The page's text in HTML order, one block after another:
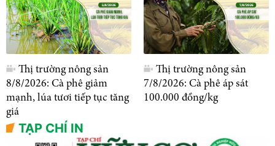
Thị trường nông sản
8/8/2026: Cà phê giảm
mạnh, lúa tươi tiếp tục tăng
giá
Thị trường nông sản
7/8/2026: Cà phê áp sát
100.000 đồng/kg
TẠP CHÍ IN